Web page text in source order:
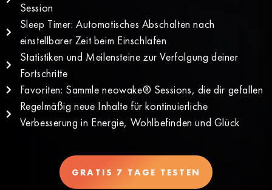
Session
Sleep Timer: Automatisches Abschalten nach
einstellbarer Zeit beim Einschlafen
Statistiken und Meilensteine zur Verfolgung deiner
Fortschritte
Favoriten: Sammle neowake® Sessions, die dir gefallen
Regelmäßig neue Inhalte für kontinuierliche
Verbesserung in Energie, Wohlbefinden und Glück
GRATIS 7 TAGE TESTEN